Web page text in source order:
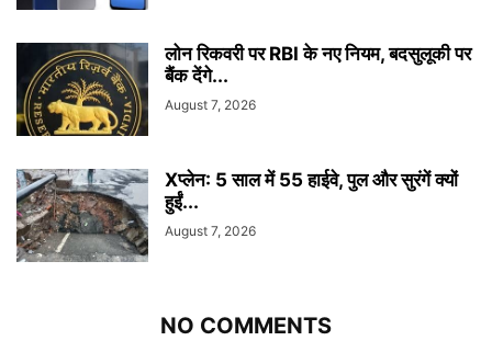
लोन रिकवरी पर RBI के नए नियम, बदसुलूकी पर
बैंक देंगे...
August 7, 2026
Xप्लेन: 5 साल में 55 हाईवे, पुल और सुरंगें क्यों
हुईं...
August 7, 2026
NO COMMENTS